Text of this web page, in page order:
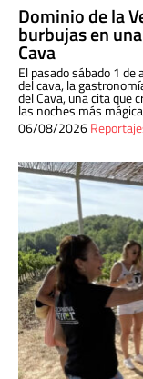
Dominio de la
burbujas en
Cava
El pasado sábado 1
del cava, la
del Cava, una cita que
las noches más
06/08/2026